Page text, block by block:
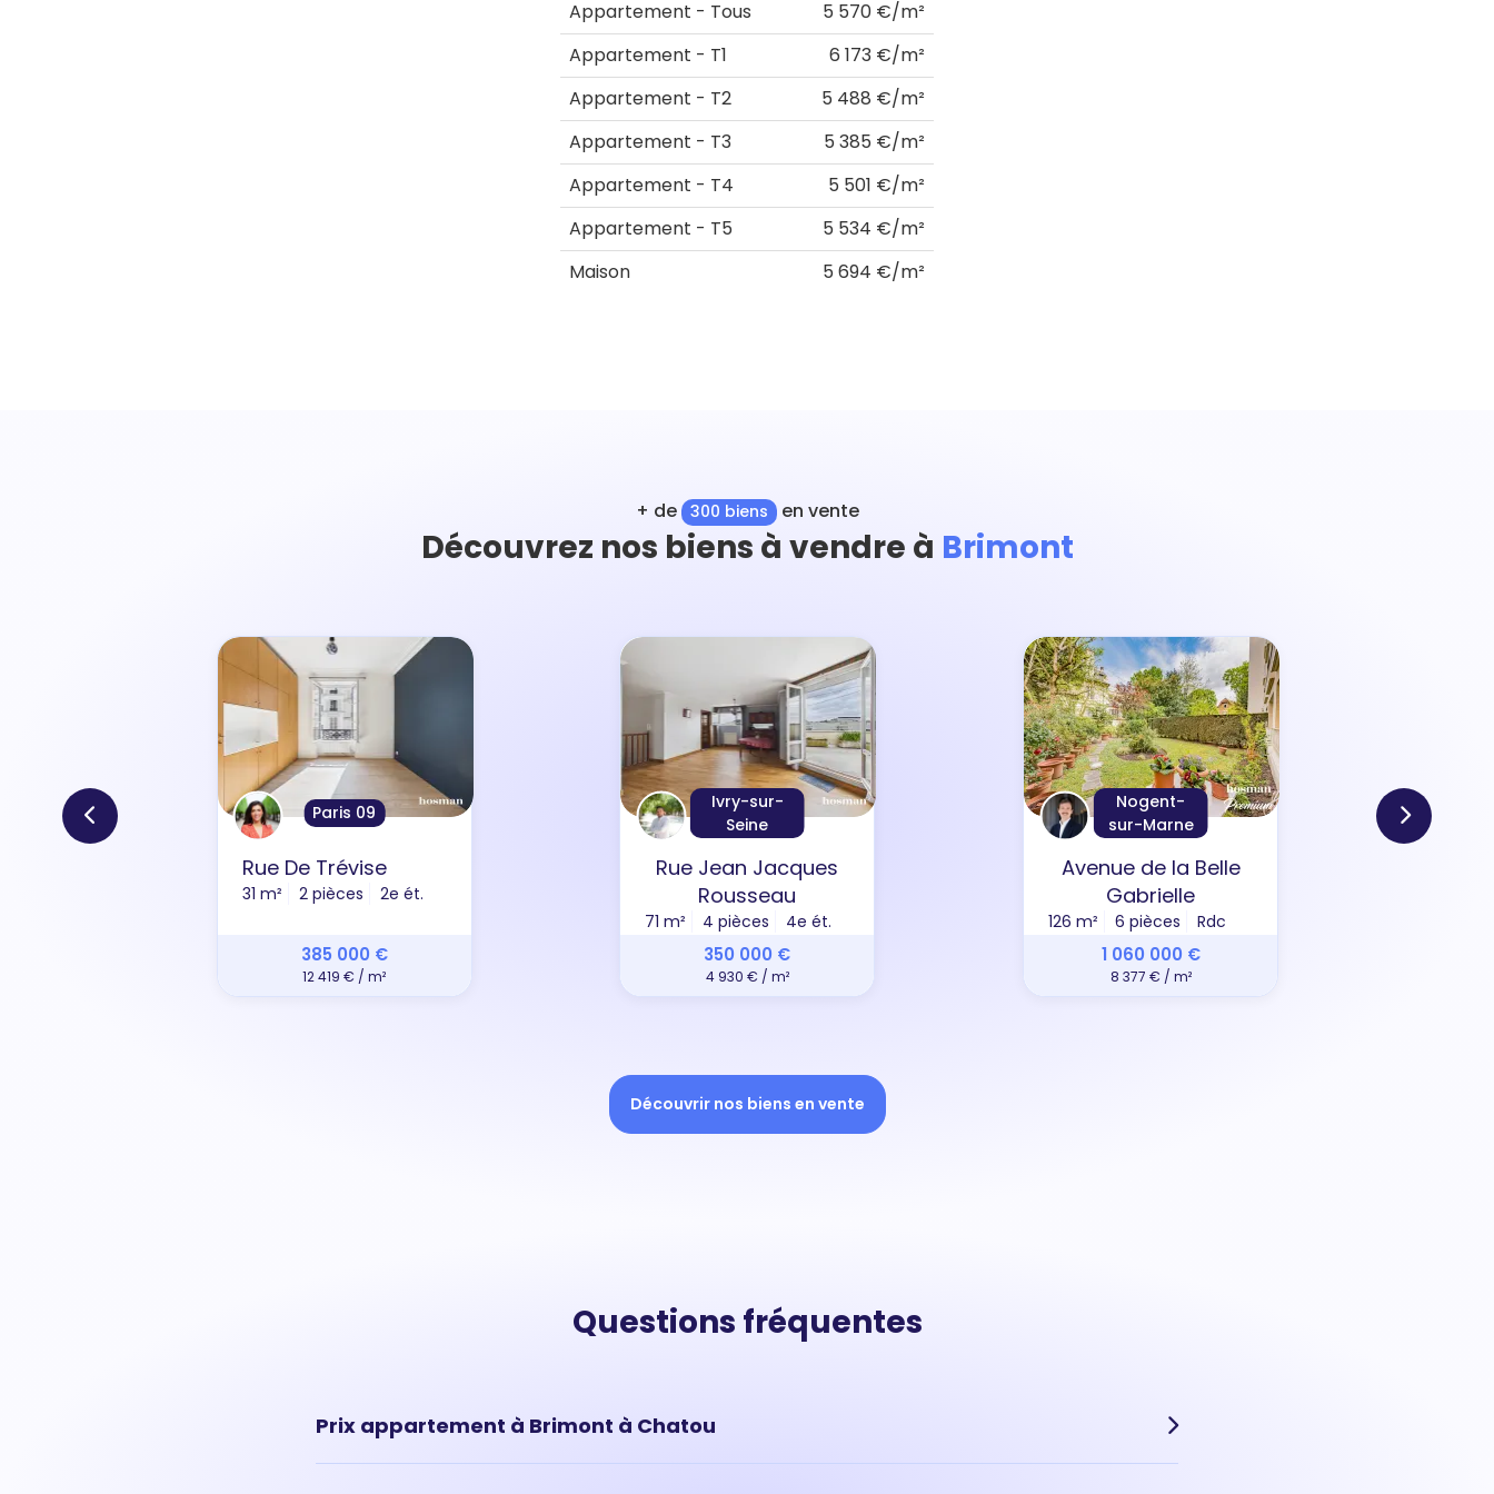
Appartement - Tous
5 570 €/m²
Appartement - T1
6 173 €/m²
Appartement - T2
5 488 €/m²
Appartement - T3
5 385 €/m²
Appartement - T4
5 501 €/m²
Appartement - T5
5 534 €/m²
Maison
5 694 €/m²
+ de 300 biens en vente
Découvrez nos biens à vendre à Brimont
Paris 09
Rue De Trévise
31 m² 2 pièces 2e ét.
385 000 €
12 419 € / m²
Ivry-sur-
Seine
Rue Jean Jacques
Rousseau
71 m² 4 pièces 4e ét.
350 000 €
4 930 € / m²
Nogent-
sur-Marne
Avenue de la Belle
Gabrielle
126 m² 6 pièces Rdc
1 060 000 €
8 377 € / m²
Découvrir nos biens en vente
Questions fréquentes
Prix appartement à Brimont à Chatou